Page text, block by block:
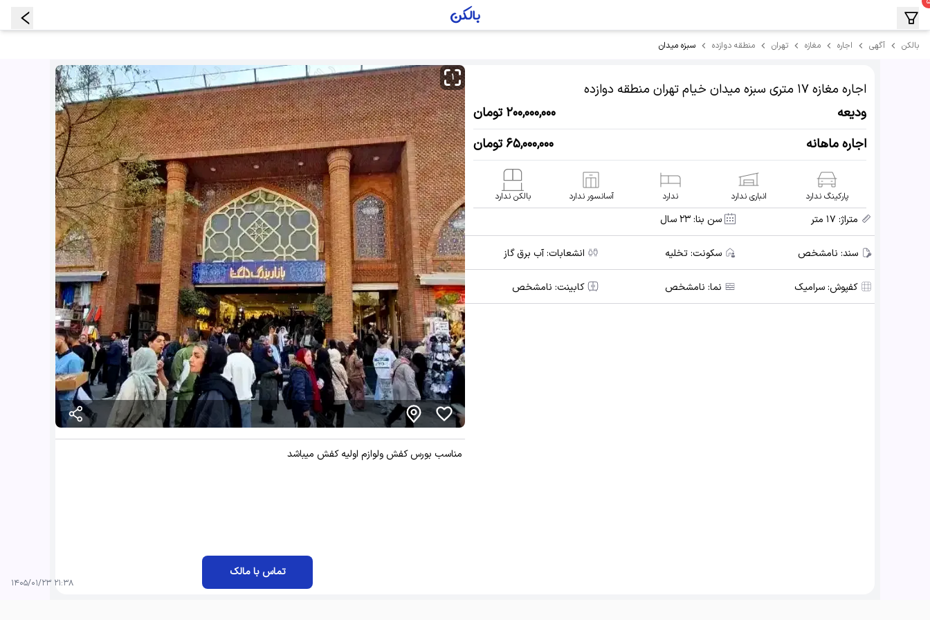
بالکن آگهی اجاره مغازه تهران منطقه دوازده سبزه میدان
اجاره مغازه۱۷ متری سبزه میدان خیام
تهران منطقه دوازده
ودیعه
۲۰۰,۰۰۰,۰۰۰ تومان
اجاره ماهانه
۶۵,۰۰۰,۰۰۰ تومان
پارکینگ ندارد انباری ندارد ندارد آسانسور ندارد بالکن ندارد
متراژ: ۱۷ متر سن بنا:۲۳ سال
سند: نامشخص سکونت:تخلیه انشعابات:آب برق گاز
کفپوش:سرامیک نما: نامشخص کابینت: نامشخص
۱
مناسب بورس کفش ولوازم اولیه کفش میباشد
تماس با مالک
۲۱:۳۸ ۱۴۰۵/۰۱/۲۳